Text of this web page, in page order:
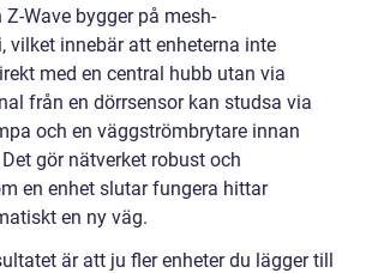
Z-Wave bygger på mesh-
vilket innebär att enheterna inte
med en central hubb utan via
från en dörrsensor kan studsa via
och en väggströmbrytare innan
gör nätverket robust och
en enhet slutar fungera hittar
en ny väg.
är att ju fler enheter du lägger till